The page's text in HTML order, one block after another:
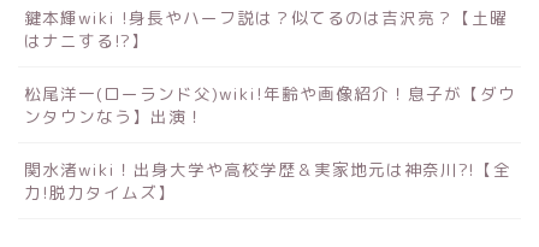
鍵本輝wiki !身長やハーフ説は？似てるのは吉沢亮？【土曜
はナニする!?】
松尾洋一(ローランド父)wiki!年齢や画像紹介！息子が【ダウ
ンタウンなう】出演！
関水渚wiki！出身大学や高校学歴＆実家地元は神奈川?!【全
力!脱力タイムズ】